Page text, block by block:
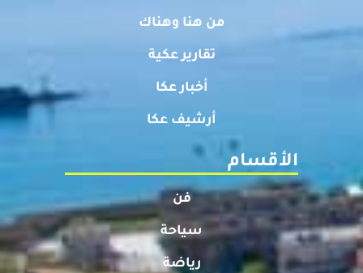
من هنا وهناك
تقارير عكية
أخبار عكا
أرشيف عكا
الأقسام
فن
سياحة
رياضة